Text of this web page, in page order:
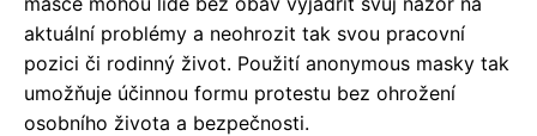
aktuální problémy a neohrozit tak svou pracovní
pozici či rodinný život. Použití anonymous masky tak
umožňuje účinnou formu protestu bez ohrožení
osobního života a bezpečnosti.